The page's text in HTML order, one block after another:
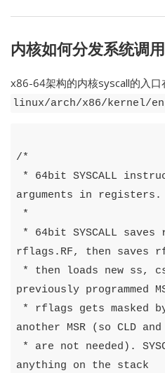
内核如何分发系统调用
x86-64架构的内核syscall的入口
linux/arch/x86/kernel/
/*
arguments in registers.
rflags.RF, then saves
previously programmed
another MSR (so CLD and
anything on the stack